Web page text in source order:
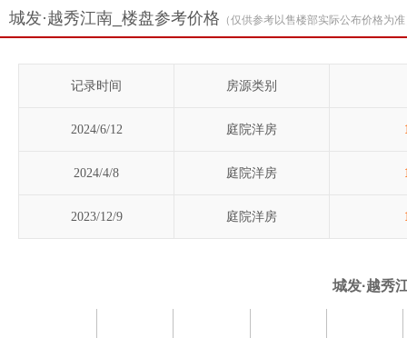
城发·越秀江南_楼盘参考价格 （仅供参考以售楼部实际公布价格为
记录时间 房源类别
2024/6/12 庭院洋房
2024/4/8 庭院洋房
2023/12/9 庭院洋房
城发·越秀